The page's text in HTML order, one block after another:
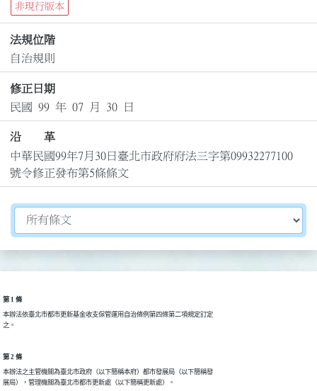
非現行版本
法規位階
自治規則
修正日期
民國 99 年 07 月 30 日
沿 革
中華民國99年7月30日臺北市政府府法三字第09932277100
號令修正發布第5條條文
切換選擇法規資訊內容
第 1 條
本辦法依臺北市都市更新基金收支保管運用自治條例第四條第二項規定訂定
之。
第 2 條
本辦法之主管機關為臺北市政府（以下簡稱本府）都市發展局（以下簡稱發
展局），管理機關為臺北市都市更新處（以下簡稱更新處）。